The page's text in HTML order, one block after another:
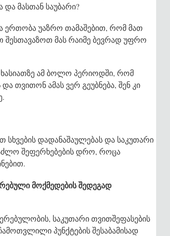
მასთან საუბარი?
ერთობა უაზრო თამაშებით, რომ მათ
შესთავაზოთ მას რაიმე ბევრად უფრო
ხასიათზე ამ ბოლო პერიოდში, რომ
თვითონ ამას ვერ გეუბნება, შენ კი
სხვების დადანაშაულებას და საკუთარი
შეფერხებების დრო, როცა
მოქმედების შედეგად
საკუთარი თვითშეფასების
პუნქტების შესაბამისად